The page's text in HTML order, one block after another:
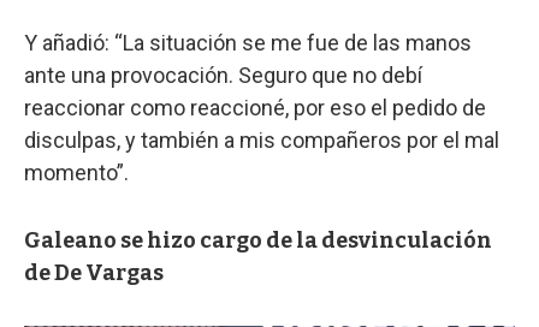
Y añadió: “La situación se me fue de las manos
ante una provocación. Seguro que no debí
reaccionar como reaccioné, por eso el pedido de
disculpas, y también a mis compañeros por el mal
momento”.
Galeano se hizo cargo de la desvinculación
de De Vargas